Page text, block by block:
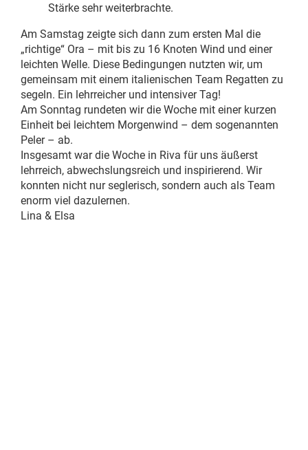
Stärke sehr weiterbrachte.
Am Samstag zeigte sich dann zum ersten Mal die
„richtige“ Ora – mit bis zu 16 Knoten Wind und einer
leichten Welle. Diese Bedingungen nutzten wir, um
gemeinsam mit einem italienischen Team Regatten zu
segeln. Ein lehrreicher und intensiver Tag!
Am Sonntag rundeten wir die Woche mit einer kurzen
Einheit bei leichtem Morgenwind – dem sogenannten
Peler – ab.
Insgesamt war die Woche in Riva für uns äußerst
lehrreich, abwechslungsreich und inspirierend. Wir
konnten nicht nur seglerisch, sondern auch als Team
enorm viel dazulernen.
Lina & Elsa